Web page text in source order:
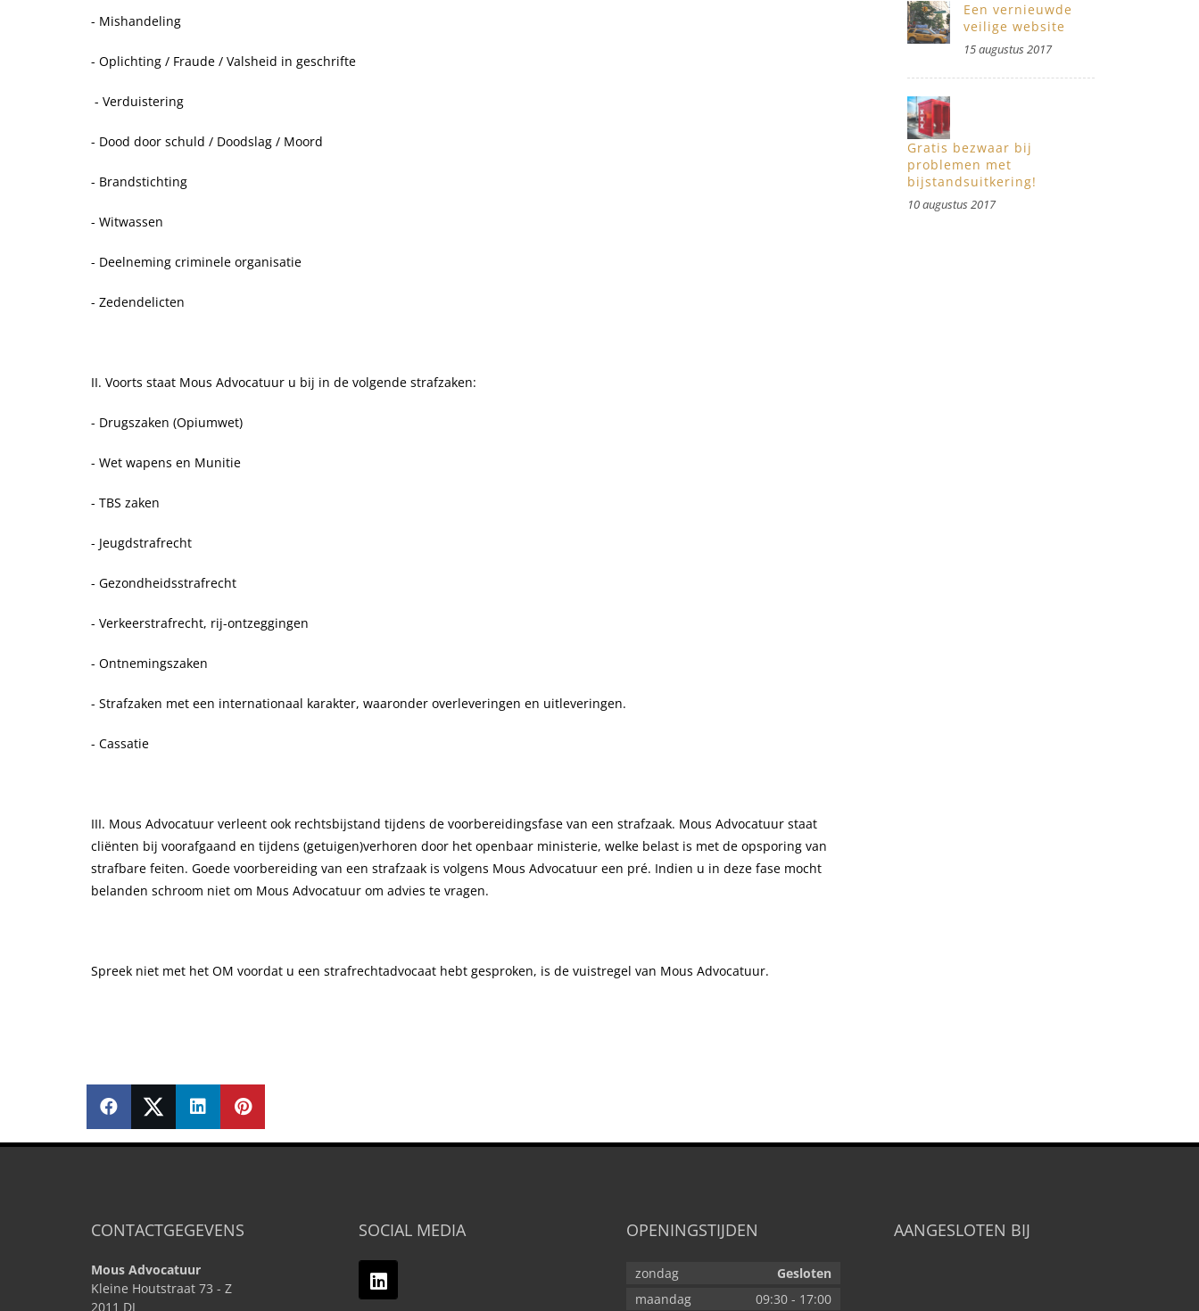
- Mishandeling
- Oplichting / Fraude / Valsheid in geschrifte
- Verduistering
- Dood door schuld / Doodslag / Moord
- Brandstichting
- Witwassen
- Deelneming criminele organisatie
- Zedendelicten
II. Voorts staat Mous Advocatuur u bij in de volgende strafzaken:
- Drugszaken (Opiumwet)
- Wet wapens en Munitie
- TBS zaken
- Jeugdstrafrecht
- Gezondheidsstrafrecht
- Verkeerstrafrecht, rij-ontzeggingen
- Ontnemingszaken
- Strafzaken met een internationaal karakter, waaronder overleveringen en uitleveringen.
- Cassatie
III. Mous Advocatuur verleent ook rechtsbijstand tijdens de voorbereidingsfase van een strafzaak. Mous Advocatuur staat
cliënten bij voorafgaand en tijdens (getuigen)verhoren door het openbaar ministerie, welke belast is met de opsporing van
strafbare feiten. Goede voorbereiding van een strafzaak is volgens Mous Advocatuur een pré. Indien u in deze fase mocht
belanden schroom niet om Mous Advocatuur om advies te vragen.
Spreek niet met het OM voordat u een strafrechtadvocaat hebt gesproken, is de vuistregel van Mous Advocatuur.
Een vernieuwde
veilige website
15 augustus 2017
Gratis bezwaar bij
problemen met
bijstandsuitkering!
10 augustus 2017
SHARE SHARE PIN
CONTACTGEGEVENS
Mous Advocatuur
Kleine Houtstraat 73 - Z
2011 DJ
SOCIAL MEDIA OPENINGSTIJDEN
zondag
Gesloten
maandag
09:30 - 17:00
AANGESLOTEN BIJ